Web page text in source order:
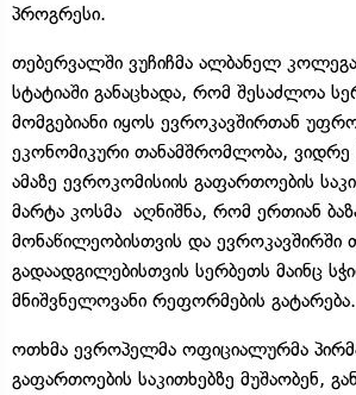
პროგრესი.
თებერვალში ვუჩიჩმა ალბანელ
სტატიაში განაცხადა, რომ შესაძლოა
მომგებიანი იყოს ევროკავშირთან
ეკონომიკური თანამშრომლობა,
ამაზე ევროკომისიის გაფართოების
მარტა კოსმა აღნიშნა, რომ ერთიან
მონაწილეობისთვის და ევროკავშირში
გადაადგილებისთვის სერბეთს მაინც
მნიშვნელოვანი რეფორმების გატარება.
ოთხმა ევროპელმა ოფიციალურმა
გაფართოების საკითხებზე მუშაობენ,